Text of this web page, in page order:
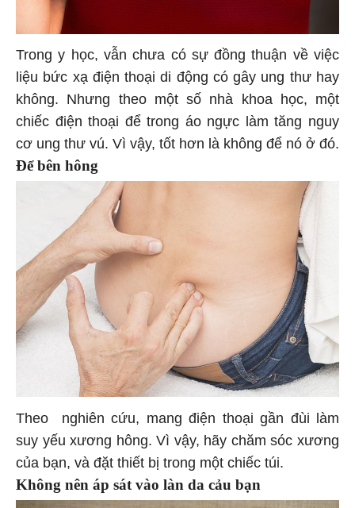
Trong y học, vẫn chưa có sự đồng thuận về việc
liệu bức xạ điện thoại di động có gây ung thư hay
không. Nhưng theo một số nhà khoa học, một
chiếc điện thoại để trong áo ngực làm tăng nguy
cơ ung thư vú. Vì vậy, tốt hơn là không để nó ở đó.
Để bên hông
Theo nghiên cứu, mang điện thoại gần đùi làm
suy yếu xương hông. Vì vậy, hãy chăm sóc xương
của bạn, và đặt thiết bị trong một chiếc túi.
Không nên áp sát vào làn da cảu bạn